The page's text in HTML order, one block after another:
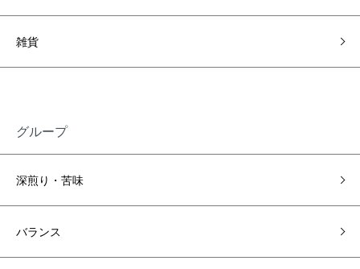
雑貨
グループ
深煎り・苦味
バランス